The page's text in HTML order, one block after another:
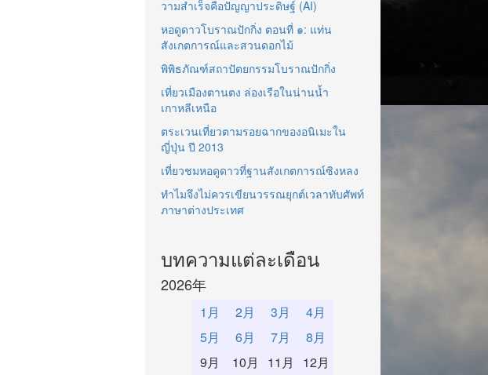
วามสำเร็จคือปัญญาประดิษฐ์ (AI)
หอดูดาวโบราณปักกิ่ง ตอนที่ ๑: แท่น
สังเกตการณ์และสวนดอกไม้
พิพิธภัณฑ์สถาปัตยกรรมโบราณปักกิ่ง
เที่ยวเมืองตานตง ล่องเรือในน่านน้ำ
เกาหลีเหนือ
ตระเวนเที่ยวตามรอยฉากของอนิเมะใน
ญี่ปุ่น ปี 2013
เที่ยวชมหอดูดาวที่ฐานสังเกตการณ์ซิงหลง
ทำไมจึงไม่ควรเขียนวรรณยุกต์เวลาทับศัพท์
ภาษาต่างประเทศ
บทความแต่ละเดือน
2026年
1月 2月 3月
4月
5月
6月 7月
8月
9月
10月 11月 12月